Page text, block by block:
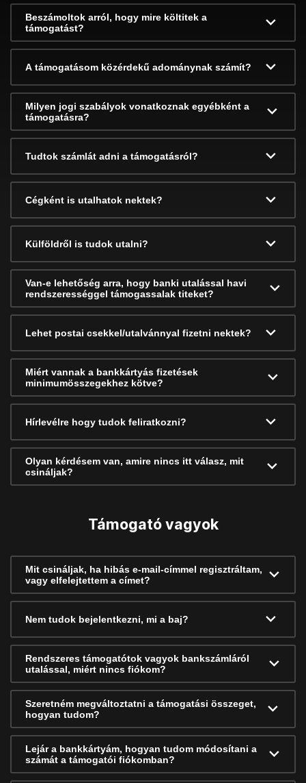
Beszámoltok arról, hogy mire költitek a
támogatást?
A támogatásom közérdekű adománynak számít?
Milyen jogi szabályok vonatkoznak egyébként a
támogatásra?
Tudtok számlát adni a támogatásról?
Cégként is utalhatok nektek?
Külföldről is tudok utalni?
Van-e lehetőség arra, hogy banki utalással havi
rendszerességgel támogassalak titeket?
Lehet postai csekkel/utalvánnyal fizetni nektek?
Miért vannak a bankkártyás fizetések
minimumösszegekhez kötve?
Hírlevélre hogy tudok feliratkozni?
Olyan kérdésem van, amire nincs itt válasz, mit
csináljak?
Támogató vagyok
Mit csináljak, ha hibás e-mail-címmel regisztráltam,
vagy elfelejtettem a címet?
Nem tudok bejelentkezni, mi a baj?
Rendszeres támogatótok vagyok bankszámláról
utalással, miért nincs fiókom?
Szeretném megváltoztatni a támogatási összeget,
hogyan tudom?
Lejár a bankkártyám, hogyan tudom módosítani a
számát a támogatói fiókomban?